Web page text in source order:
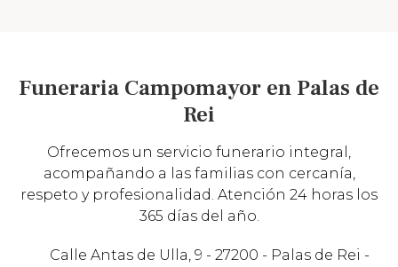
Funeraria Campomayor en Palas de
Rei
Ofrecemos un servicio funerario integral,
acompañando a las familias con cercanía,
respeto y profesionalidad. Atención 24 horas los
365 días del año.
Calle Antas de Ulla, 9 - 27200 - Palas de Rei -